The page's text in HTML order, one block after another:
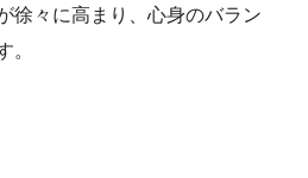
徐々に高まり、心身のバラン